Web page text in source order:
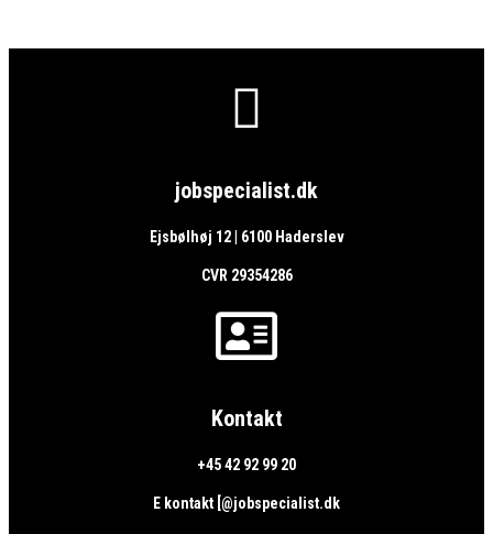

jobspecialist.dk
Ejsbølhøj 12 | 6100 Haderslev
CVR 29354286

Kontakt
+45 42 92 99 20
E kontakt [@jobspecialist.dk